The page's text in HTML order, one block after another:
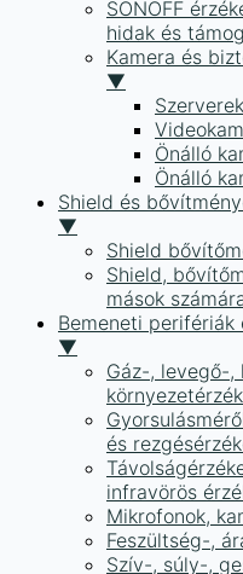
SONOFF
hidak és
Kamera és
▼
Önálló
Önálló
Shield és
▼
Shield
Shield,
mások
Bemeneti perifériák
▼
Gáz-, levegő-
és
infravörös
Mikrofonok,
Feszültség-,
Szív-, súly-,